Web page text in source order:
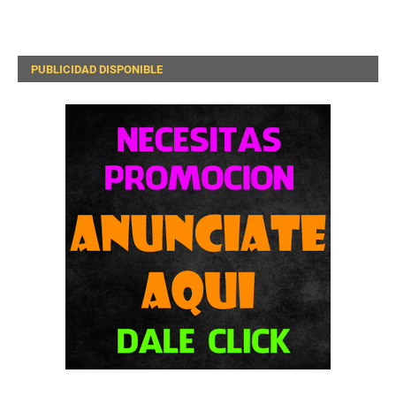
PUBLICIDAD DISPONIBLE